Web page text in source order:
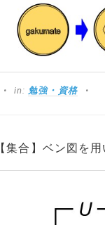
in: 勉強・資格
【集合】ベン図を